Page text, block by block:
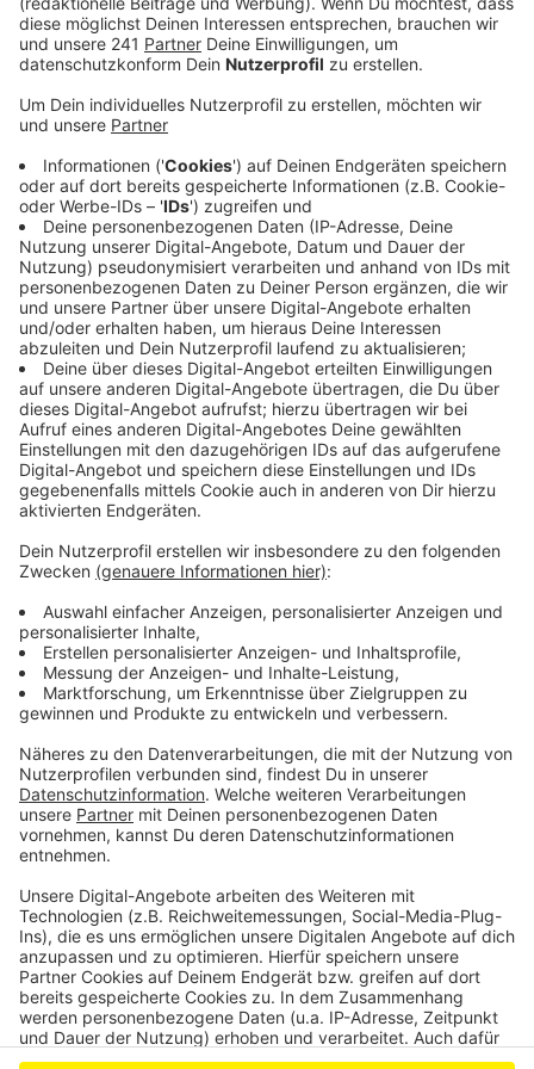
Anzeige
Gesetz geben.
Veröffentlicht:Freitag, 08.11.2024 06:59
Anzeige
Denn die neue vereinbarung war mit der alten Ampel
verhandelt worden. Anfang 2025 sollte sie fertig sein,
sagt Bonns OB Katja Dörner:
Diese Zusatzvereinbarung wollten wir
absprachegemäß im März zum Abschluss
bringen, und das wäre ein großer Mehrwert für
die Bundesstadt Bonn und die ganze Region
gewesen. Jetzt versuchen wir, diese
Zusatzvereinbarung noch vor die Neuwahlen zu
ziehen.
Die Verhandlungen müssten jetzt deutlich schneller
voran kommen, so Dörner weiter. Andererseits müsste
das Abkommen mit einer neuen Regierung dann neu
verhandelt werden. Es geht um eine Regelung für die
zukünftige Rolle Bonns und der Region in der
Bundespolitik, auch hinsichtlich der Ministerien.
Anzeige
Anzeige